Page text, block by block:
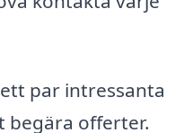
par intressanta
begära offerter.